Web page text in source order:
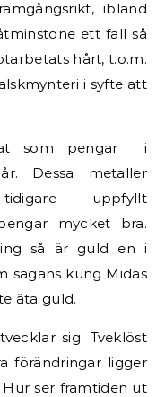
ibland
ett fall så
hårt, t.o.m.
i syfte att
som pengar i
Dessa metaller
uppfyllt
mycket bra.
så är guld en i
sagans kung Midas
äta guld.
sig. Tveklöst
förändringar ligger
ser framtiden ut